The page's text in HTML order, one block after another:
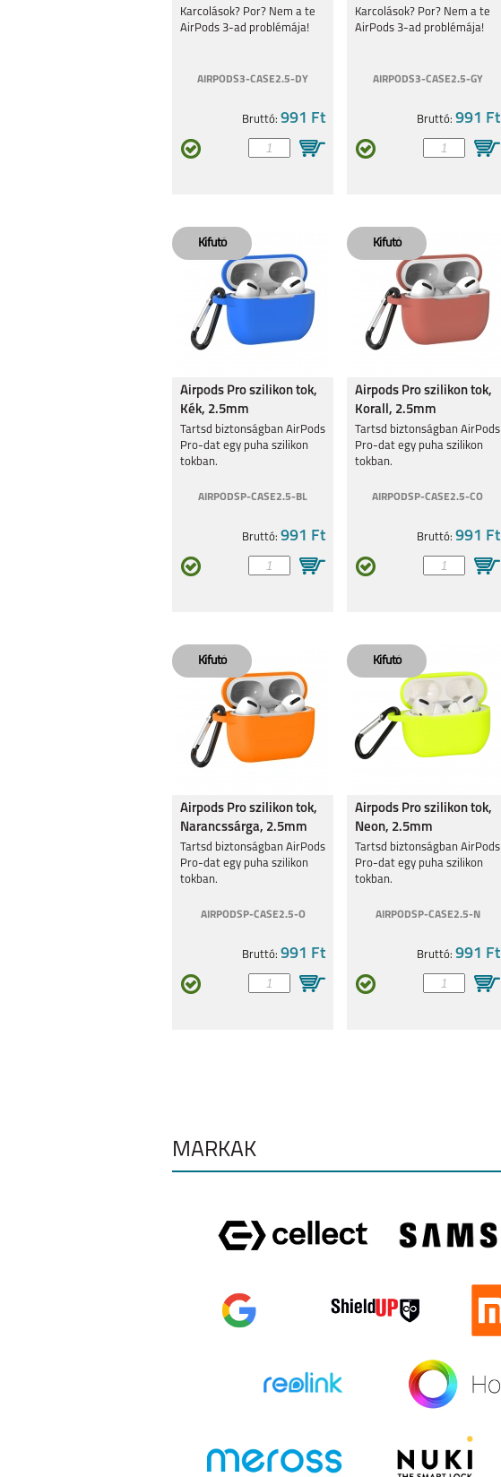
Karcolások? Por? Nem a te
AirPods 3-ad problémája!
AIRPODS3-CASE2.5-DY
Bruttó: 991 Ft
Karcolások? Por? Nem a te
AirPods 3-ad problémája!
AIRPODS3-CASE2.5-GY
Bruttó: 991 Ft
Airpods Pro szilikon tok,
Kék, 2.5mm
Tartsd biztonságban AirPods
Pro-dat egy puha szilikon
tokban.
AIRPODSP-CASE2.5-BL
Bruttó: 991 Ft
Airpods Pro szilikon tok,
Korall, 2.5mm
Tartsd biztonságban AirPods
Pro-dat egy puha szilikon
tokban.
AIRPODSP-CASE2.5-CO
Bruttó: 991 Ft
Airpods Pro szilikon tok,
Narancssárga, 2.5mm
Tartsd biztonságban AirPods
Pro-dat egy puha szilikon
tokban.
AIRPODSP-CASE2.5-O
Bruttó: 991 Ft
Airpods Pro szilikon tok,
Neon, 2.5mm
Tartsd biztonságban AirPods
Pro-dat egy puha szilikon
tokban.
AIRPODSP-CASE2.5-N
Bruttó: 991 Ft
MÁRKÁK